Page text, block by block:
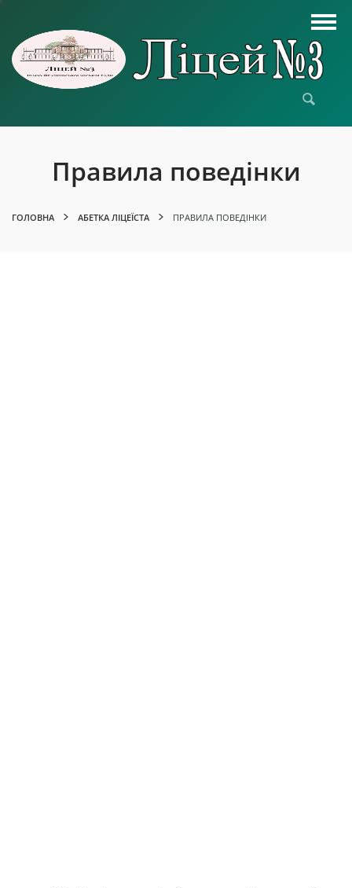
Правила поведінки
ГОЛОВНА АБЕТКА ЛІЦЕЇСТА ПРАВИЛА ПОВЕДІНКИ